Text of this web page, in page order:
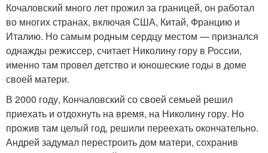
Кочаловский много лет прожил за границей, он работал
во многих странах, включая США, Китай, Францию и
Италию. Но самым родным сердцу местом — признался
однажды режиссер, считает Николину гору в России,
именно там провел детство и юношеские годы в доме
своей матери.
В 2000 году, Кончаловский со своей семьей решил
приехать и отдохнуть на время, на Николину гору. Но
прожив там целый год, решили переехать окончательно.
Андрей задумал перестроить дом матери, сохранив